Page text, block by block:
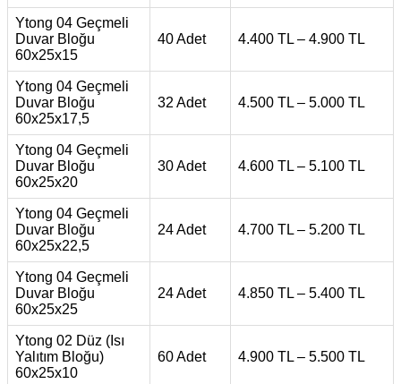
Ytong 04 Geçmeli
Duvar Bloğu
60x25x15
40 Adet 4.400 TL – 4.900 TL
Ytong 04 Geçmeli
Duvar Bloğu
60x25x17,5
32 Adet 4.500 TL – 5.000 TL
Ytong 04 Geçmeli
Duvar Bloğu
60x25x20
30 Adet 4.600 TL – 5.100 TL
Ytong 04 Geçmeli
Duvar Bloğu
60x25x22,5
24 Adet 4.700 TL – 5.200 TL
Ytong 04 Geçmeli
Duvar Bloğu
60x25x25
24 Adet 4.850 TL – 5.400 TL
Ytong 02 Düz (Isı
Yalıtım Bloğu)
60x25x10
60 Adet 4.900 TL – 5.500 TL